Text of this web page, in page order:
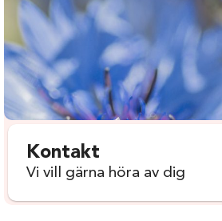
Kontakt
Vi vill gärna höra av dig